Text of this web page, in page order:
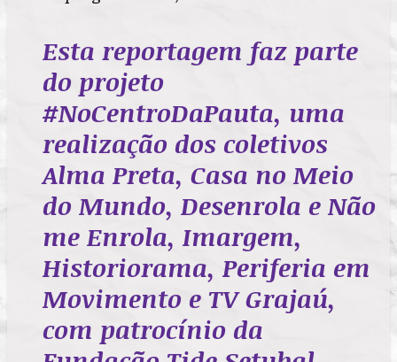
Esta reportagem faz parte
do projeto
#NoCentroDaPauta, uma
realização dos coletivos
Alma Preta, Casa no Meio
do Mundo, Desenrola e Não
me Enrola, Imargem,
Historiorama, Periferia em
Movimento e TV Grajaú,
com patrocínio da